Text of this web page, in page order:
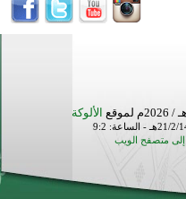
3000 متسابق
الألوكة
متصفح الويب